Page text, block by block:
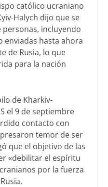
católico ucraniano
Halych dijo que se
personas, incluyendo
enviadas hasta ahora
de Rusia, lo que
para la nación
de Kharkiv-
el 9 de septiembre
contacto con
temor de ser
que el objetivo de las
«debilitar el espíritu
por la fuerza